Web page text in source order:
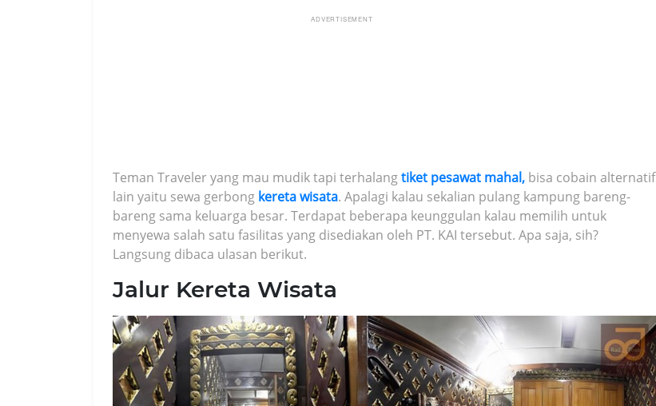
ADVERTISEMENT
Teman Traveler yang mau mudik tapi terhalangtiket pesawat mahal, bisa cobain alternatif
lain yaitu sewa gerbong kereta wisata. Apalagi kalau sekalian pulang kampung bareng-
bareng sama keluarga besar. Terdapat beberapa keunggulan kalau memilih untuk
menyewa salah satu fasilitas yang disediakan oleh PT. KAI tersebut. Apa saja, sih?
Langsung dibaca ulasan berikut.
Jalur Kereta Wisata